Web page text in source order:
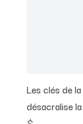
Les clés de
désacralise